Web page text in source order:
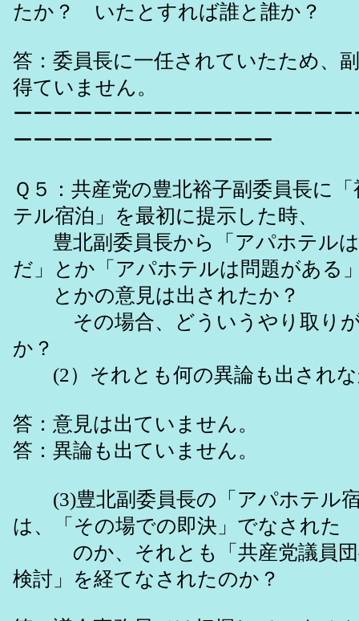
たか？ いたとすれば誰と誰か？
答：委員長に一任されていたため、
得ていません。
ーーーーーーーーーーーーーーーー
ーーーーーーーーーーーーー
Ｑ５：共産党の豊北裕子副委員長に
テル宿泊」を最初に提示した時、
豊北副委員長から「アパホテル
だ」とか「アパホテルは問題がある
とかの意見は出されたか？
その場合、どういうやり取りが
か？
(2）それとも何の異論も出され
答：意見は出ていません。
答：異論も出ていません。
(3)豊北副委員長の「アパホテル
は、「その場での即決」でなされた
のか、それとも「共産党議員団
検討」を経てなされたのか？